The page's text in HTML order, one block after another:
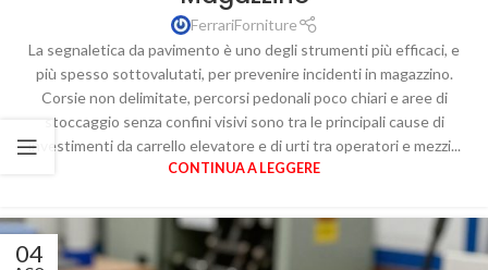
FerrariForniture
La segnaletica da pavimento è uno degli strumenti più efficaci, e
più spesso sottovalutati, per prevenire incidenti in magazzino.
Corsie non delimitate, percorsi pedonali poco chiari e aree di
stoccaggio senza confini visivi sono tra le principali cause di
investimenti da carrello elevatore e di urti tra operatori e mezzi...
CONTINUA A LEGGERE
04